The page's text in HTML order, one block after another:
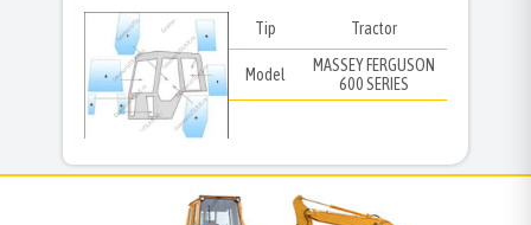
Tip Tractor
Model
MASSEY FERGUSON
600 SERIES